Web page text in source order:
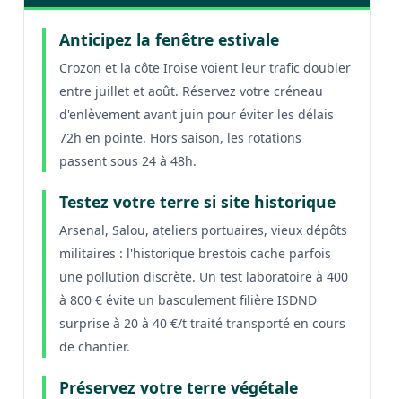
Anticipez la fenêtre estivale
Crozon et la côte Iroise voient leur trafic doubler
entre juillet et août. Réservez votre créneau
d'enlèvement avant juin pour éviter les délais
72h en pointe. Hors saison, les rotations
passent sous 24 à 48h.
Testez votre terre si site historique
Arsenal, Salou, ateliers portuaires, vieux dépôts
militaires : l'historique brestois cache parfois
une pollution discrète. Un test laboratoire à 400
à 800 € évite un basculement filière ISDND
surprise à 20 à 40 €/t traité transporté en cours
de chantier.
Préservez votre terre végétale